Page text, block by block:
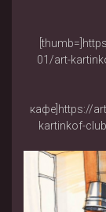
01/art-
кафе]https://
kartinkof-